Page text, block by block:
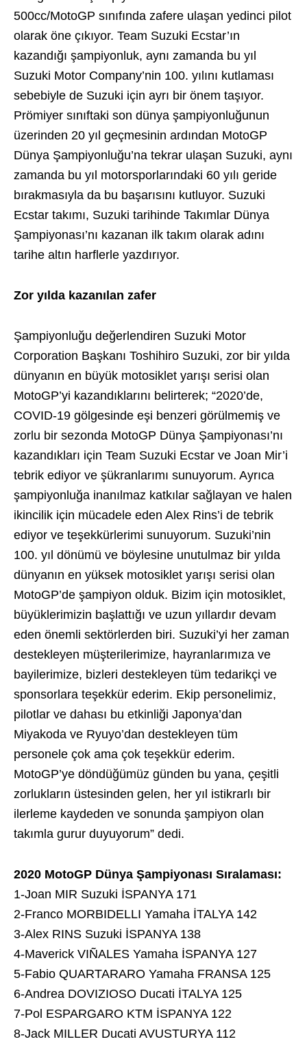
500cc/MotoGP sınıfında zafere ulaşan yedinci pilot
olarak öne çıkıyor. Team Suzuki Ecstar’ın
kazandığı şampiyonluk, aynı zamanda bu yıl
Suzuki Motor Company’nin 100. yılını kutlaması
sebebiyle de Suzuki için ayrı bir önem taşıyor.
Prömiyer sınıftaki son dünya şampiyonluğunun
üzerinden 20 yıl geçmesinin ardından MotoGP
Dünya Şampiyonluğu’na tekrar ulaşan Suzuki, aynı
zamanda bu yıl motorsporlarındaki 60 yılı geride
bırakmasıyla da bu başarısını kutluyor. Suzuki
Ecstar takımı, Suzuki tarihinde Takımlar Dünya
Şampiyonası’nı kazanan ilk takım olarak adını
tarihe altın harflerle yazdırıyor.
Zor yılda kazanılan zafer
Şampiyonluğu değerlendiren Suzuki Motor
Corporation Başkanı Toshihiro Suzuki, zor bir yılda
dünyanın en büyük motosiklet yarışı serisi olan
MotoGP’yi kazandıklarını belirterek; “2020’de,
COVID-19 gölgesinde eşi benzeri görülmemiş ve
zorlu bir sezonda MotoGP Dünya Şampiyonası’nı
kazandıkları için Team Suzuki Ecstar ve Joan Mir’i
tebrik ediyor ve şükranlarımı sunuyorum. Ayrıca
şampiyonluğa inanılmaz katkılar sağlayan ve halen
ikincilik için mücadele eden Alex Rins’i de tebrik
ediyor ve teşekkürlerimi sunuyorum. Suzuki’nin
100. yıl dönümü ve böylesine unutulmaz bir yılda
dünyanın en yüksek motosiklet yarışı serisi olan
MotoGP’de şampiyon olduk. Bizim için motosiklet,
büyüklerimizin başlattığı ve uzun yıllardır devam
eden önemli sektörlerden biri. Suzuki’yi her zaman
destekleyen müşterilerimize, hayranlarımıza ve
bayilerimize, bizleri destekleyen tüm tedarikçi ve
sponsorlara teşekkür ederim. Ekip personelimiz,
pilotlar ve dahası bu etkinliği Japonya’dan
Miyakoda ve Ryuyo’dan destekleyen tüm
personele çok ama çok teşekkür ederim.
MotoGP’ye döndüğümüz günden bu yana, çeşitli
zorlukların üstesinden gelen, her yıl istikrarlı bir
ilerleme kaydeden ve sonunda şampiyon olan
takımla gurur duyuyorum” dedi.
2020 MotoGP Dünya Şampiyonası Sıralaması:
1-Joan MIR Suzuki İSPANYA 171
2-Franco MORBIDELLI Yamaha İTALYA 142
3-Alex RINS Suzuki İSPANYA 138
4-Maverick VIÑALES Yamaha İSPANYA 127
5-Fabio QUARTARARO Yamaha FRANSA 125
6-Andrea DOVIZIOSO Ducati İTALYA 125
7-Pol ESPARGARO KTM İSPANYA 122
8-Jack MILLER Ducati AVUSTURYA 112